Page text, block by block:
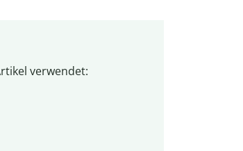
verwendet: